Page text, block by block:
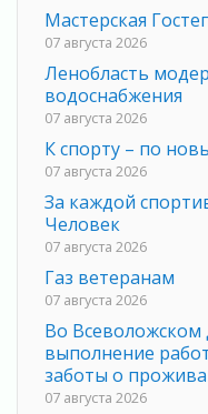
Мастерская
07 августа 2026
Ленобласть
водоснабжения
07 августа 2026
К спорту – по
07 августа 2026
За каждой
Человек
07 августа 2026
Газ ветеранам
07 августа 2026
Во
выполнение
заботы о
07 августа 2026